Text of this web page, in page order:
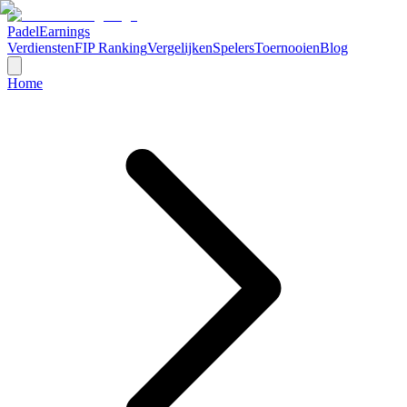
PadelEarnings
VerdienstenFIP RankingVergelijkenSpelersToernooienBlog
Home